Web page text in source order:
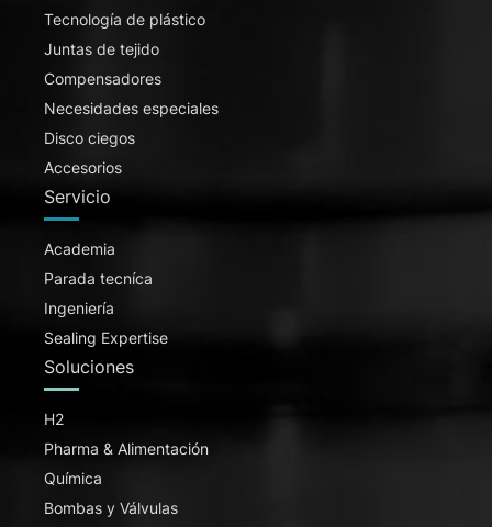
Tecnología de plástico
Juntas de tejido
Compensadores
Necesidades especiales
Disco ciegos
Accesorios
Servicio
Academia
Parada tecníca
Ingeniería
Sealing Expertise
Soluciones
H2
Pharma & Alimentación
Química
Bombas y Válvulas